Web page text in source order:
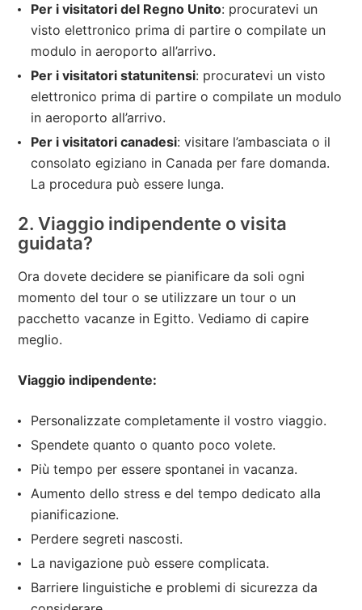
Per i visitatori del Regno Unito: procuratevi un
visto elettronico prima di partire o compilate un
modulo in aeroporto all’arrivo.
Per i visitatori statunitensi: procuratevi un visto
elettronico prima di partire o compilate un modulo
in aeroporto all’arrivo.
Per i visitatori canadesi: visitare l’ambasciata o il
consolato egiziano in Canada per fare domanda.
La procedura può essere lunga.
2. Viaggio indipendente o visita
guidata?
Ora dovete decidere se pianificare da soli ogni
momento del tour o se utilizzare un tour o un
pacchetto vacanze in Egitto. Vediamo di capire
meglio.
Viaggio indipendente:
Personalizzate completamente il vostro viaggio.
Spendete quanto o quanto poco volete.
Più tempo per essere spontanei in vacanza.
Aumento dello stress e del tempo dedicato alla
pianificazione.
Perdere segreti nascosti.
La navigazione può essere complicata.
Barriere linguistiche e problemi di sicurezza da